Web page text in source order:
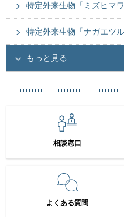
特定外来生物「ミズヒマ
特定外来生物「ナガエツ
もっと見る
相談窓口
よくある質問